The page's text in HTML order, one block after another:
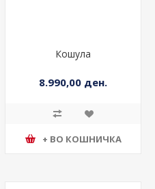
Кошула
8.990,00 ден.
+ ВО КОШНИЧКА